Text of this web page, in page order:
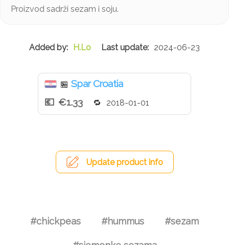
Proizvod sadrži sezam i soju.
H.Lo 2024-06-23
🏪 Spar Croatia
€1.33
2018-01-01
Update product info
#chickpeas #hummus #sezam